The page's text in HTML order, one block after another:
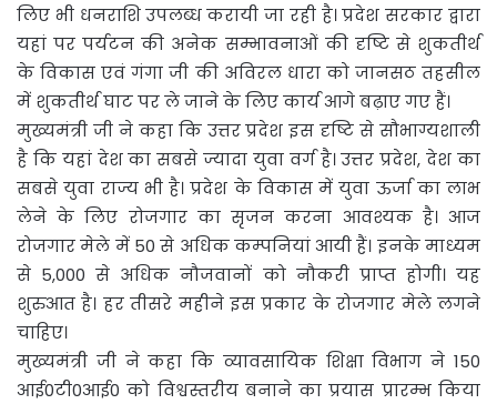
लिए भी धनराशि उपलब्ध करायी जा रही है। प्रदेश सरकार द्वारा
यहां पर पर्यटन की अनेक सम्भावनाओं की दृष्टि से शुकतीर्थ
के विकास एवं गंगा जी की अविरल धारा को जानसठ तहसील
में शुकतीर्थ घाट पर ले जाने के लिए कार्य आगे बढ़ाए गए हैं।
मुख्यमंत्री जी ने कहा कि उत्तर प्रदेश इस दृष्टि से सौभाग्यशाली
है कि यहां देश का सबसे ज्यादा युवा वर्ग है। उत्तर प्रदेश, देश का
सबसे युवा राज्य भी है। प्रदेश के विकास में युवा ऊर्जा का लाभ
लेने के लिए रोजगार का सृजन करना आवश्यक है। आज
रोजगार मेले में 50 से अधिक कम्पनियां आयी हैं। इनके माध्यम
से 5,000 से अधिक नौजवानों को नौकरी प्राप्त होगी। यह
शुरुआत है। हर तीसरे महीने इस प्रकार के रोजगार मेले लगने
चाहिए।
मुख्यमंत्री जी ने कहा कि व्यावसायिक शिक्षा विभाग ने 150
आई0टी0आई0 को विश्वस्तरीय बनाने का प्रयास प्रारम्भ किया